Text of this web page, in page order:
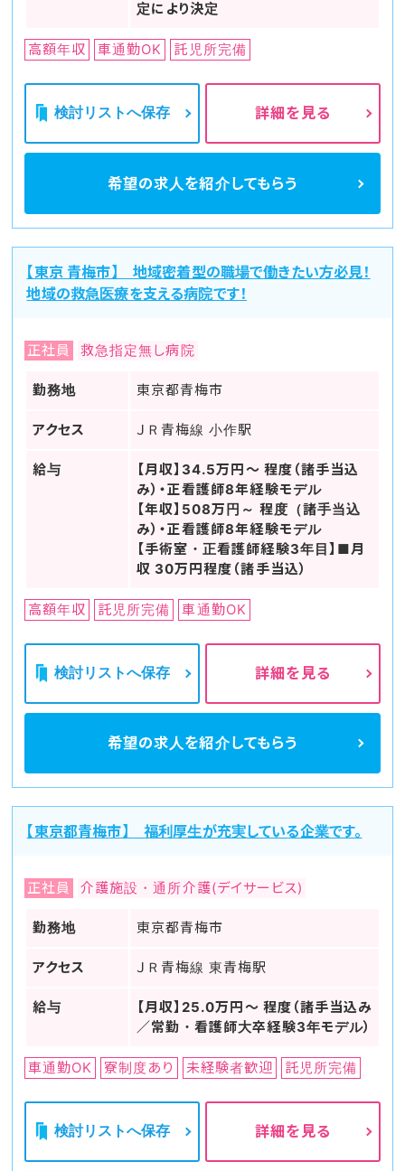
定により決定
高額年収 車通勤OK 託児所完備
検討リストへ保存 詳細を見る
希望の求人を紹介してもらう
【東京 青梅市】 地域密着型の職場で働きたい方必見！
地域の救急医療を支える病院です！
正社員 救急指定無し病院
勤務地 東京都青梅市
アクセス ＪＲ青梅線 小作駅
給与
【月収】34.5万円～ 程度（諸手当込
み）・正看護師8年経験モデル
【年収】508万円～ 程度（諸手当込
み）・正看護師8年経験モデル
【手術室・正看護師経験3年目】■月
収 30万円程度（諸手当込）
高額年収 託児所完備 車通勤OK
検討リストへ保存 詳細を見る
希望の求人を紹介してもらう
【東京都青梅市】 福利厚生が充実している企業です。
正社員 介護施設・通所介護(デイサービス)
勤務地 東京都青梅市
アクセス ＪＲ青梅線 東青梅駅
給与
【月収】25.0万円～ 程度（諸手当込み
／常勤・看護師大卒経験3年モデル）
車通勤OK 寮制度あり 未経験者歓迎 託児所完備
検討リストへ保存 詳細を見る